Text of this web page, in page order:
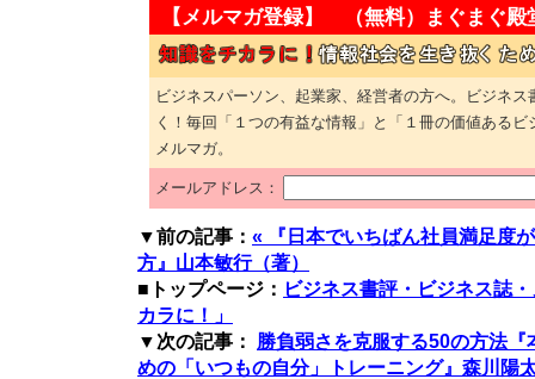
【メルマガ登録】 （無料） まぐまぐ殿
ビジネスパーソン、起業家、経営者の方へ。ビジネ
く！毎回「１つの有益な情報」と「１冊の価値ある
メルマガ。
メールアドレス：
▼前の記事： « 『日本でいちばん社員満足度
方』山本敏行（著）
■トップページ： ビジネス書評・ビジネス誌
カラに！」
▼次の記事： 勝負弱さを克服する50の方法
めの「いつもの自分」トレーニング』森川陽